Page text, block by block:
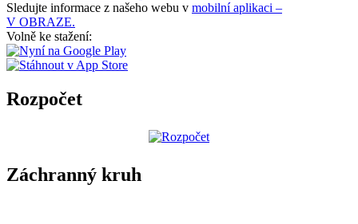
Sledujte informace z našeho webu v mobilní aplikaci –
V OBRAZE.
Volně ke stažení:
Rozpočet
Záchranný kruh